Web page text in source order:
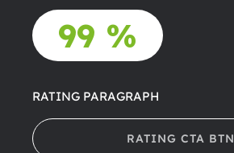
99 %
RATING PARAGRAPH
RATING CTA BTN